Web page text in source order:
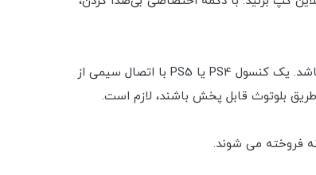
PS Remote Play به برنامه Remote Play نیاز دارد که به کنسول Wi-Fi، PS4 یا PS5 با جدیدترین نرم افزار سیستم و بازی سازگار متصل باشد. یک کنسول PS4 یا PS5 با اتصال سیمی از